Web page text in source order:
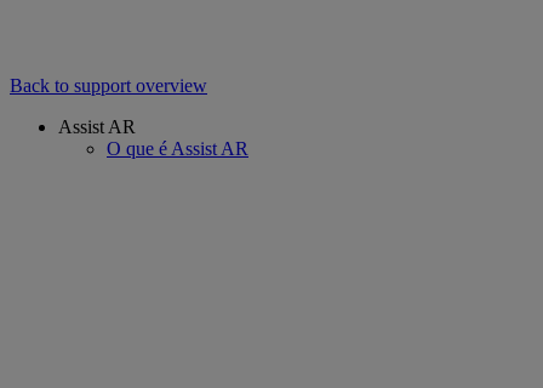
Back to support overview
Assist AR
O que é Assist AR